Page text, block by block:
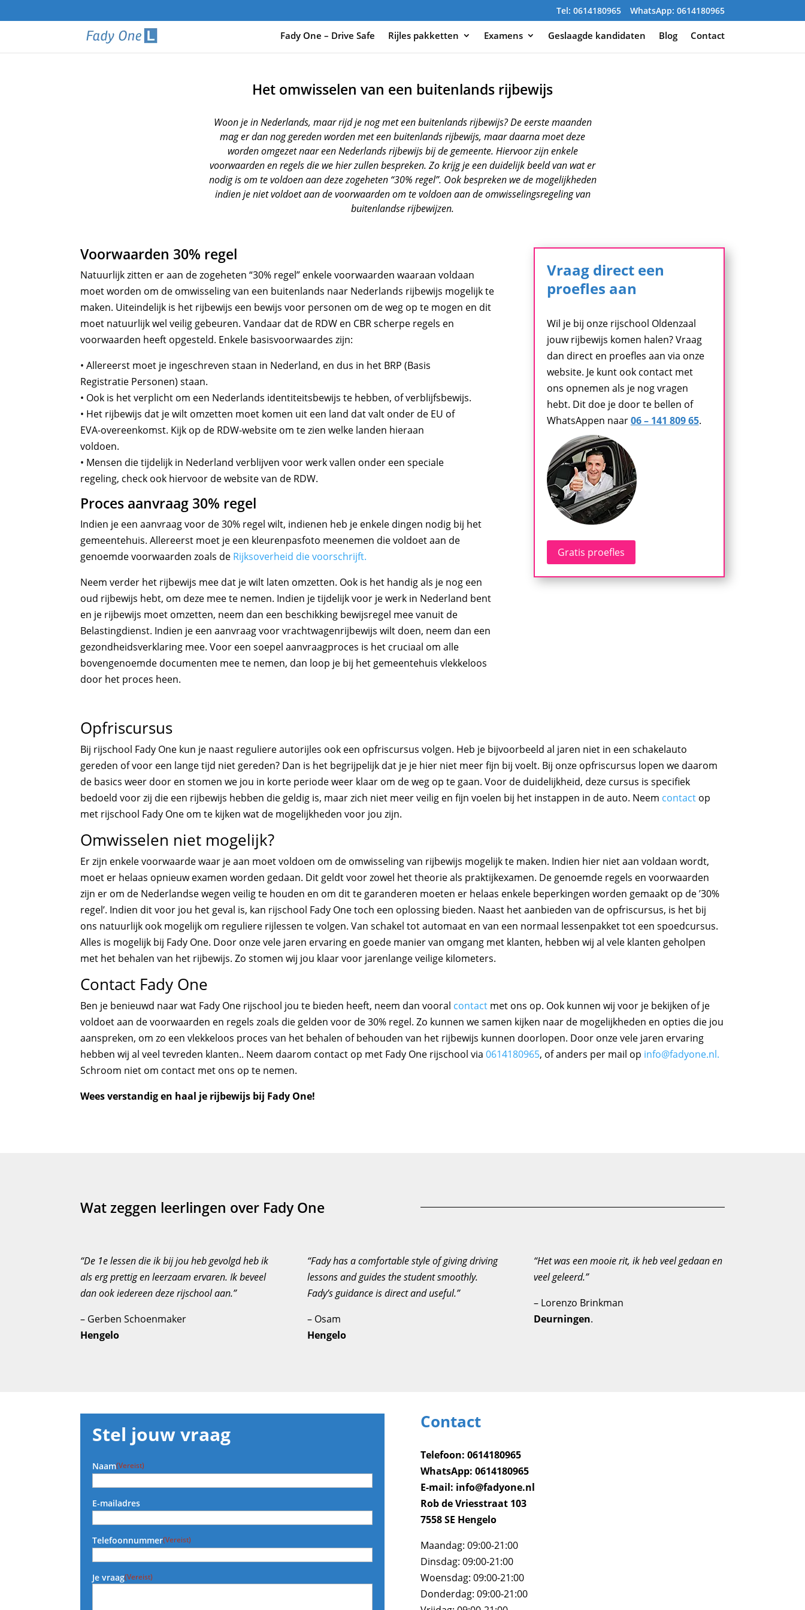
Tel: 0614180965 WhatsApp: 0614180965
Fady One – Drive Safe Rijles pakketten Examens Geslaagde kandidaten Blog Contact
Het omwisselen van een buitenlands rijbewijs
Woon je in Nederlands, maar rijd je nog met een buitenlands rijbewijs? De eerste maanden
mag er dan nog gereden worden met een buitenlands rijbewijs, maar daarna moet deze
worden omgezet naar een Nederlands rijbewijs bij de gemeente. Hiervoor zijn enkele
voorwaarden en regels die we hier zullen bespreken. Zo krijg je een duidelijk beeld van wat er
nodig is om te voldoen aan deze zogeheten “30% regel”. Ook bespreken we de mogelijkheden
indien je niet voldoet aan de voorwaarden om te voldoen aan de omwisselingsregeling van
buitenlandse rijbewijzen.
Voorwaarden 30% regel
Natuurlijk zitten er aan de zogeheten “30% regel” enkele voorwaarden waaraan voldaan
moet worden om de omwisseling van een buitenlands naar Nederlands rijbewijs mogelijk te
maken. Uiteindelijk is het rijbewijs een bewijs voor personen om de weg op te mogen en dit
moet natuurlijk wel veilig gebeuren. Vandaar dat de RDW en CBR scherpe regels en
voorwaarden heeft opgesteld. Enkele basisvoorwaardes zijn:
• Allereerst moet je ingeschreven staan in Nederland, en dus in het BRP (Basis
Registratie Personen) staan.
• Ook is het verplicht om een Nederlands identiteitsbewijs te hebben, of verblijfsbewijs.
• Het rijbewijs dat je wilt omzetten moet komen uit een land dat valt onder de EU of
EVA-overeenkomst. Kijk op de RDW-website om te zien welke landen hieraan
voldoen.
• Mensen die tijdelijk in Nederland verblijven voor werk vallen onder een speciale
regeling, check ook hiervoor de website van de RDW.
Proces aanvraag 30% regel
Indien je een aanvraag voor de 30% regel wilt, indienen heb je enkele dingen nodig bij het
gemeentehuis. Allereerst moet je een kleurenpasfoto meenemen die voldoet aan de
genoemde voorwaarden zoals de Rijksoverheid die voorschrijft.
Neem verder het rijbewijs mee dat je wilt laten omzetten. Ook is het handig als je nog een
oud rijbewijs hebt, om deze mee te nemen. Indien je tijdelijk voor je werk in Nederland bent
en je rijbewijs moet omzetten, neem dan een beschikking bewijsregel mee vanuit de
Belastingdienst. Indien je een aanvraag voor vrachtwagenrijbewijs wilt doen, neem dan een
gezondheidsverklaring mee. Voor een soepel aanvraagproces is het cruciaal om alle
bovengenoemde documenten mee te nemen, dan loop je bij het gemeentehuis vlekkeloos
door het proces heen.
Vraag direct een
proefles aan
Wil je bij onze rijschool Oldenzaal
jouw rijbewijs komen halen? Vraag
dan direct en proefles aan via onze
website. Je kunt ook contact met
ons opnemen als je nog vragen
hebt. Dit doe je door te bellen of
WhatsAppen naar06 – 141 809 65.
Gratis proefles
Opfriscursus
Bij rijschool Fady One kun je naast reguliere autorijles ook een opfriscursus volgen. Heb je bijvoorbeeld al jaren niet in een schakelauto
gereden of voor een lange tijd niet gereden? Dan is het begrijpelijk dat je je hier niet meer fijn bij voelt. Bij onze opfriscursus lopen we daarom
de basics weer door en stomen we jou in korte periode weer klaar om de weg op te gaan. Voor de duidelijkheid, deze cursus is specifiek
bedoeld voor zij die een rijbewijs hebben die geldig is, maar zich niet meer veilig en fijn voelen bij het instappen in de auto. Neem contact op
met rijschool Fady One om te kijken wat de mogelijkheden voor jou zijn.
Omwisselen niet mogelijk?
Er zijn enkele voorwaarde waar je aan moet voldoen om de omwisseling van rijbewijs mogelijk te maken. Indien hier niet aan voldaan wordt,
moet er helaas opnieuw examen worden gedaan. Dit geldt voor zowel het theorie als praktijkexamen. De genoemde regels en voorwaarden
zijn er om de Nederlandse wegen veilig te houden en om dit te garanderen moeten er helaas enkele beperkingen worden gemaakt op de ’30%
regel’. Indien dit voor jou het geval is, kan rijschool Fady One toch een oplossing bieden. Naast het aanbieden van de opfriscursus, is het bij
ons natuurlijk ook mogelijk om reguliere rijlessen te volgen. Van schakel tot automaat en van een normaal lessenpakket tot een spoedcursus.
Alles is mogelijk bij Fady One. Door onze vele jaren ervaring en goede manier van omgang met klanten, hebben wij al vele klanten geholpen
met het behalen van het rijbewijs. Zo stomen wij jou klaar voor jarenlange veilige kilometers.
Contact Fady One
Ben je benieuwd naar wat Fady One rijschool jou te bieden heeft, neem dan vooral contact met ons op. Ook kunnen wij voor je bekijken of je
voldoet aan de voorwaarden en regels zoals die gelden voor de 30% regel. Zo kunnen we samen kijken naar de mogelijkheden en opties die jou
aanspreken, om zo een vlekkeloos proces van het behalen of behouden van het rijbewijs kunnen doorlopen. Door onze vele jaren ervaring
hebben wij al veel tevreden klanten.. Neem daarom contact op met Fady One rijschool via0614180965, of anders per mail op info@fadyone.nl.
Schroom niet om contact met ons op te nemen.
Wees verstandig en haal je rijbewijs bij Fady One!
Wat zeggen leerlingen over Fady One
“De 1e lessen die ik bij jou heb gevolgd heb ik
als erg prettig en leerzaam ervaren. Ik beveel
dan ook iedereen deze rijschool aan.”
– Gerben Schoenmaker
Hengelo
“Fady has a comfortable style of giving driving
lessons and guides the student smoothly.
Fady’s guidance is direct and useful.”
– Osam
Hengelo
“Het was een mooie rit, ik heb veel gedaan en
veel geleerd.”
– Lorenzo Brinkman
Deurningen.
Stel jouw vraag
Naam(Vereist)
E-mailadres
Telefoonnummer(Vereist)
Je vraag(Vereist)
Contact
Telefoon: 0614180965
WhatsApp: 0614180965
E-mail: info@fadyone.nl
Rob de Vriesstraat 103​
7558 SE Hengelo
Maandag: 09:00-21:00
Dinsdag: 09:00-21:00
Woensdag: 09:00-21:00
Donderdag: 09:00-21:00